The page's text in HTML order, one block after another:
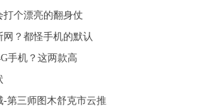
个漂亮的翻身仗
？都怪手机的默认
手机？这两款高
第三师图木舒克市云推